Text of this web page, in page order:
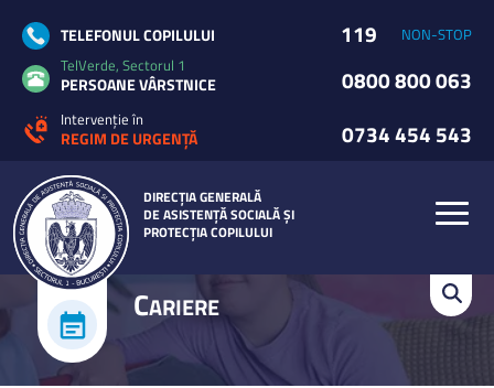
DIRECȚIA GENERALĂ
DE ASISTENȚĂ SOCIALĂ ȘI
PROTECȚIA COPILULUI
TELEFONUL COPILULUI 119
NON-STOP
TelVerde, Sectorul 1
PERSOANE VÂRSTNICE 0800 800 063
Intervenție în
REGIM DE URGENȚĂ 0734 454 543
CARIERE